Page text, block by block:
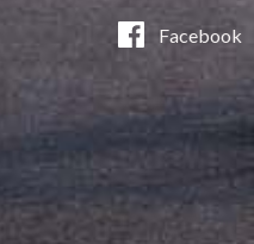
Facebook